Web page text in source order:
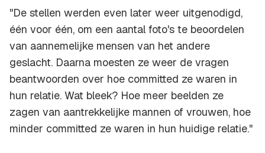
"De stellen werden even later weer uitgenodigd,
één voor één, om een aantal foto's te beoordelen
van aannemelijke mensen van het andere
geslacht. Daarna moesten ze weer de vragen
beantwoorden over hoe committed ze waren in
hun relatie. Wat bleek? Hoe meer beelden ze
zagen van aantrekkelijke mannen of vrouwen, hoe
minder committed ze waren in hun huidige relatie."